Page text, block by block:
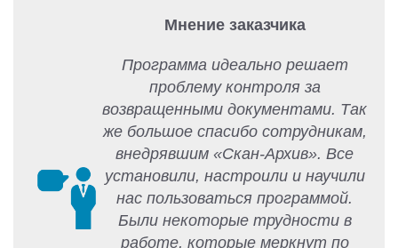
Мнение заказчика
Программа идеально решает
проблему контроля за
возвращенными документами. Так
же большое спасибо сотрудникам,
внедрявшим «Скан-Архив». Все
установили, настроили и научили
нас пользоваться программой.
Были некоторые трудности в
работе, которые меркнут по